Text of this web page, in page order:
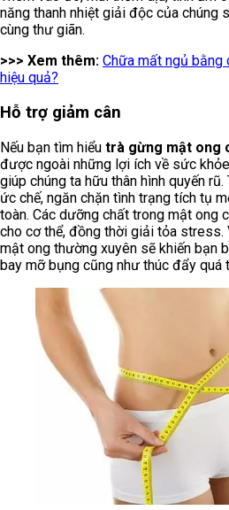
năng thanh nhiệt giải độc của chúng
cùng thư giãn.
>>> Xem thêm: Chữa mất ngủ bằng
hiệu quả?
Hỗ trợ giảm cân
Nếu bạn tìm hiểu trà gừng mật ong
được ngoài những lợi ích về sức
giúp chúng ta hữu thân hình quyến
ức chế, ngăn chặn tình trạng tích tụ
toàn. Các dưỡng chất trong mật ong
cho cơ thể, đồng thời giải tỏa stress.
mật ong thường xuyên sẽ khiến bạn
bay mỡ bụng cũng như thúc đẩy quá